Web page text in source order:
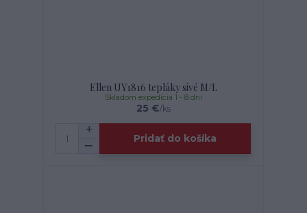
Ellen UY1816 tepláky sivé M/L
25 €/ks
Skladom expedícia 1 - 8 dní
Pridať do košíka